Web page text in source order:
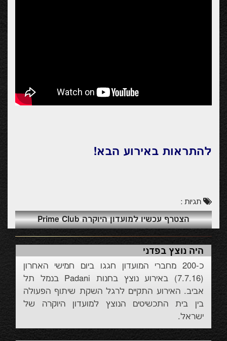
להתראות באירוע הבא!
תגיות :
הצטרף עכשיו למועדון היוקרה Prime Club
היה נוצץ בפדני
כ-200 מחברי המועדון חגגו ביום חמישי האחרון
(7.7.16) באירוע נוצץ בחנות Padani בנמל תל
אביב. האירוע התקיים לרגל השקת שיתוף הפעולה
בין בית התכשיטים הנוצץ למועדון היוקרה של
ישראל.